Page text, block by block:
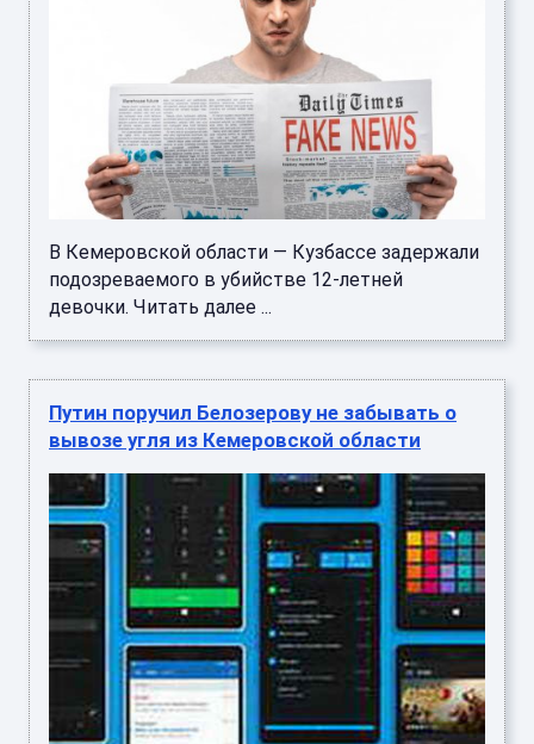
В Кемеровской области — Кузбассе задержали
подозреваемого в убийстве 12-летней
девочки. Читать далее ...
Путин поручил Белозерову не забывать о
вывозе угля из Кемеровской области